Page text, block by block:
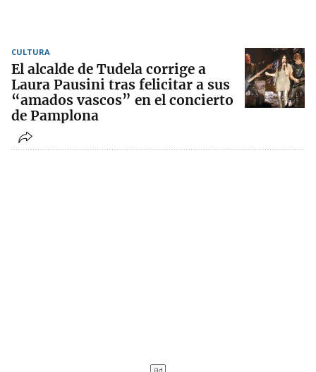
CULTURA
El alcalde de Tudela corrige a
Laura Pausini tras felicitar a sus
“amados vascos” en el concierto
de Pamplona